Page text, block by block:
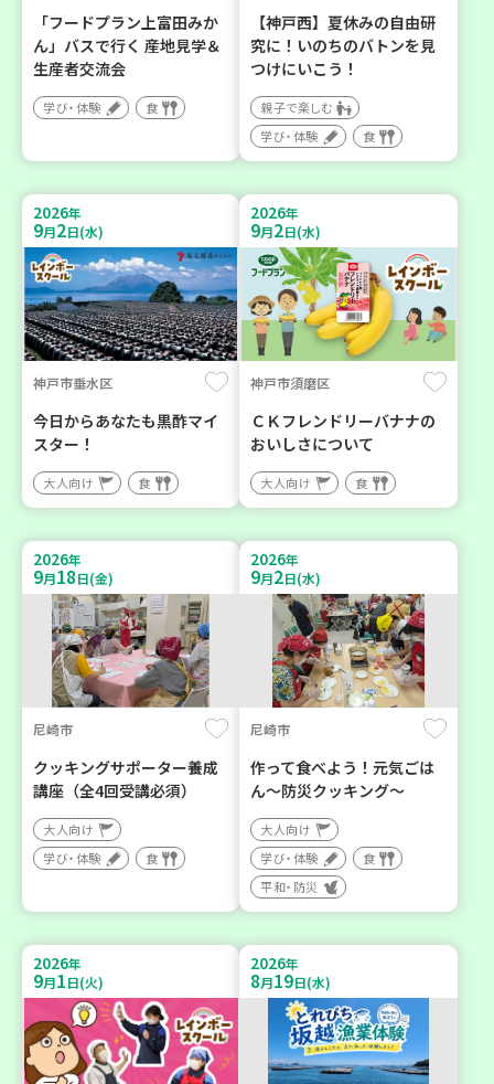
「フードプラン上富田みか
ん」バスで行く 産地見学＆
生産者交流会
学び・体験 食
【神戸西】夏休みの自由研
究に！いのちのバトンを見
つけにいこう！
親子で楽しむ
学び・体験
食
2026年
9月2日(水)
神戸市垂水区
今日からあなたも黒酢マイ
スター！
大人向け 食
2026年
9月2日(水)
神戸市須磨区
ＣＫフレンドリーバナナの
おいしさについて
大人向け 食
2026年
9月18日(金)
尼崎市
クッキングサポーター養成
講座（全4回受講必須）
大人向け
学び・体験
食
2026年
9月2日(水)
尼崎市
作って食べよう！元気ごは
ん～防災クッキング～
大人向け
学び・体験
食
平和・防災
2026年
9月1日(火)
2026年
8月19日(水)